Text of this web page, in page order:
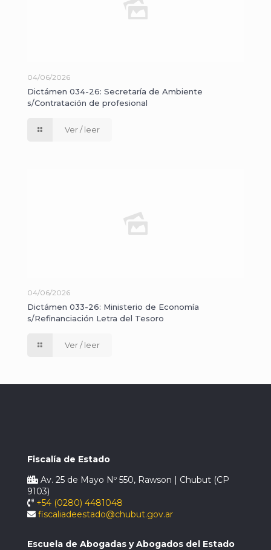
04/06/2026
Dictámen 034-26: Secretaría de Ambiente
s/Contratación de profesional
Ver / leer
04/06/2026
Dictámen 033-26: Ministerio de Economía
s/Refinanciación Letra del Tesoro
Ver / leer
Fiscalía de Estado
Av. 25 de Mayo Nº 550, Rawson | Chubut (CP
9103)
+54 (0280) 4481048
fiscaliadeestado@chubut.gov.ar
Escuela de Abogadas y Abogados del Estado